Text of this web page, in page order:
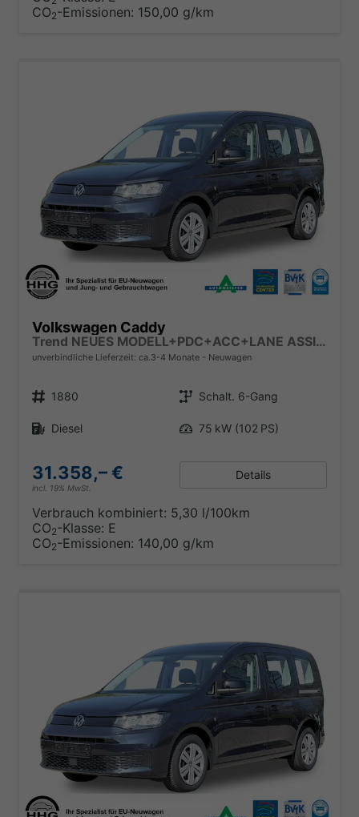
CO2-Emissionen: 150,00 g/km
Volkswagen Caddy
Trend NEUES MODELL+PDC+ACC+LANE ASSIST
unverbindliche Lieferzeit: ca.3-4 Monate Neuwagen
Fahrzeugnr. 1880 Getriebe Schalt. 6-Gang
Kraftstoff
Diesel Leistung 75 kW (102 PS)
31.358,– €
incl. 19% MwSt.
Details
Verbrauch kombiniert: 5,30 l/100km
CO2-Klasse: E
CO2-Emissionen: 140,00 g/km